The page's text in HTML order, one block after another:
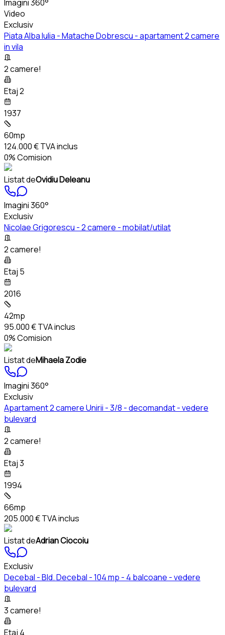
Imagini 360°
Video
Exclusiv
Piata Alba Iulia - Matache Dobrescu - apartament 2 camere
in vila
2 camere!
Etaj 2
1937
60mp
124.000 €TVA inclus
0% Comision
Listat deOvidiu Deleanu
Imagini 360°
Exclusiv
Nicolae Grigorescu - 2 camere - mobilat/utilat
2 camere!
Etaj 5
2016
42mp
95.000 €TVA inclus
0% Comision
Listat deMihaela Zodie
Imagini 360°
Exclusiv
Apartament 2 camere Unirii - 3/8 - decomandat - vedere
bulevard
2 camere!
Etaj 3
1994
66mp
205.000 €TVA inclus
Listat deAdrian Ciocoiu
Exclusiv
Decebal - Bld. Decebal - 104 mp - 4 balcoane - vedere
bulevard
3 camere!
Etaj 4